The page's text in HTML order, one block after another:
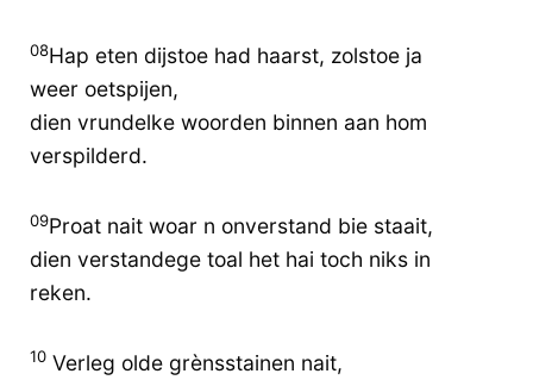
08Hap eten dijstoe had haarst, zolstoe ja
weer oetspijen,
dien vrundelke woorden binnen aan hom
verspilderd.
09Proat nait woar n onverstand bie staait,
dien verstandege toal het hai toch niks in
reken.
10 Verleg olde grènsstainen nait,